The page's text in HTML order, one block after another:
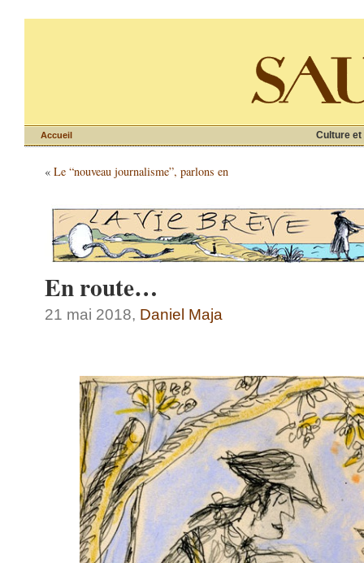
Culture et
Accueil
« Le “nouveau journalisme”, parlons en
En route…
21 mai 2018, Daniel Maja